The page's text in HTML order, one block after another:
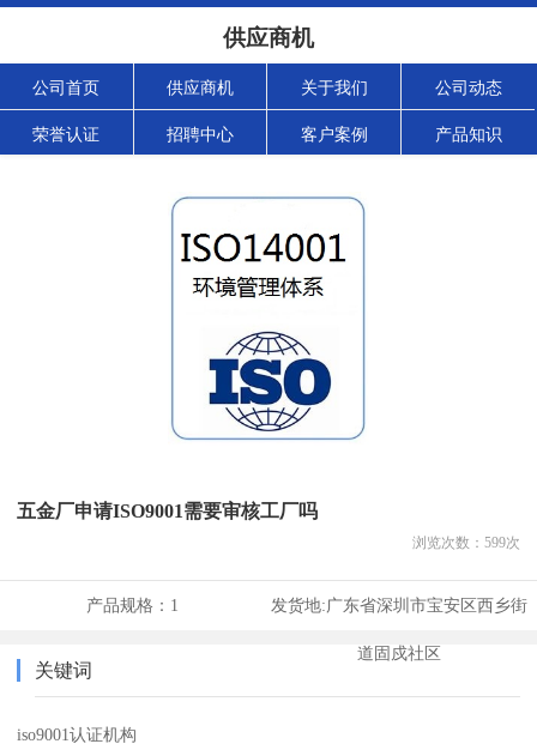
供应商机
公司首页 供应商机 关于我们 公司动态
荣誉认证 招聘中心 客户案例 产品知识
五金厂申请ISO9001需要审核工厂吗
浏览次数： 599次
产品规格： 1 发货地:广东省深圳市宝安区西乡街
道固戍社区
关键词
iso9001认证机构